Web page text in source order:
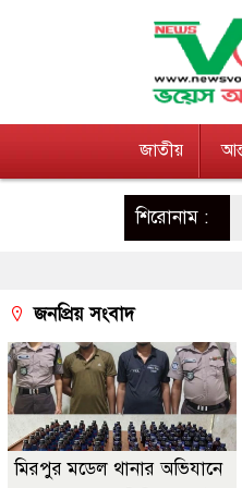
জাতীয়
শিরোনাম :
জনপ্রিয় সংবাদ
মিরপুর মডেল থানার অভিযানে